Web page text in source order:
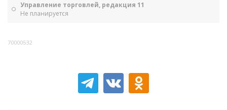
Управление торговлей, редакция 11
Не планируется
70000532